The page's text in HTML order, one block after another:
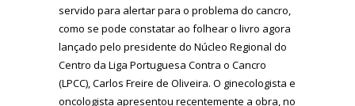
servido para alertar para o problema do cancro,
como se pode constatar ao folhear o livro agora
lançado pelo presidente do Núcleo Regional do
Centro da Liga Portuguesa Contra o Cancro
(LPCC), Carlos Freire de Oliveira. O ginecologista e
oncologista apresentou recentemente a obra, no